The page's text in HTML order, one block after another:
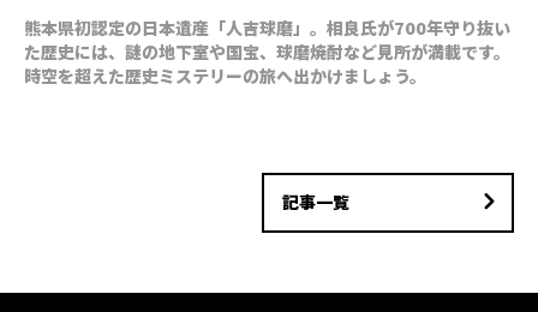
熊本県初認定の日本遺産「人吉球磨」。相良氏が700年守り抜い
た歴史には、謎の地下室や国宝、球磨焼酎など見所が満載です。
時空を超えた歴史ミステリーの旅へ出かけましょう。
記事一覧